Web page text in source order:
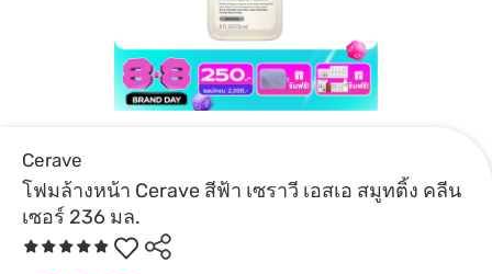
Cerave
โฟมล้างหน้า Cerave สีฟ้า เซราวี เอสเอ สมูทติ้ง คลีน
เซอร์ 236 มล.